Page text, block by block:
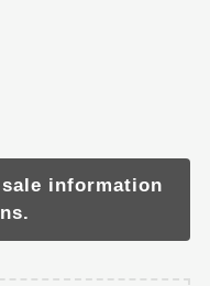
information